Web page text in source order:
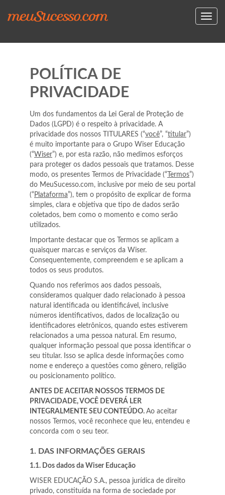
POLÍTICA DE
PRIVACIDADE
Um dos fundamentos da Lei Geral de Proteção de
Dados (LGPD) é o respeito à privacidade. A
privacidade dos nossos TITULARES (“você”, “titular”)
é muito importante para o Grupo Wiser Educação
(“Wiser”) e, por esta razão, não medimos esforços
para proteger os dados pessoais que tratamos. Desse
modo, os presentes Termos de Privacidade (“ Termos”)
do MeuSucesso.com, inclusive por meio de seu portal
(“ Plataforma”), tem o propósito de explicar de forma
simples, clara e objetiva que tipo de dados serão
coletados, bem como o momento e como serão
utilizados.
Importante destacar que os Termos se aplicam a
quaisquer marcas e serviços da Wiser.
Consequentemente, compreendem e se aplicam a
todos os seus produtos.
Quando nos referimos aos dados pessoais,
consideramos qualquer dado relacionado à pessoa
natural identificada ou identificável, inclusive
números identificativos, dados de localização ou
identificadores eletrônicos, quando estes estiverem
relacionados a uma pessoa natural. Em resumo,
qualquer informação pessoal que possa identificar o
seu titular. Isso se aplica desde informações como
nome e endereço a questões como gênero, religião
ou posicionamento político.
ANTES DE ACEITAR NOSSOS TERMOS DE
PRIVACIDADE, VOCÊ DEVERÁ LER
INTEGRALMENTE SEU CONTEÚDO. Ao aceitar
nossos Termos, você reconhece que leu, entendeu e
concorda com o seu teor.
1. DAS INFORMAÇÕES GERAIS
1.1. Dos dados da Wiser Educação
WISER EDUCAÇÃO S.A., pessoa jurídica de direito
privado, constituída na forma de sociedade por